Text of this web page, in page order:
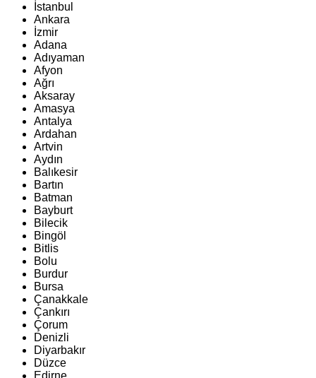
İstanbul
Ankara
İzmir
Adana
Adıyaman
Afyon
Ağrı
Aksaray
Amasya
Antalya
Ardahan
Artvin
Aydın
Balıkesir
Bartın
Batman
Bayburt
Bilecik
Bingöl
Bitlis
Bolu
Burdur
Bursa
Çanakkale
Çankırı
Çorum
Denizli
Diyarbakır
Düzce
Edirne